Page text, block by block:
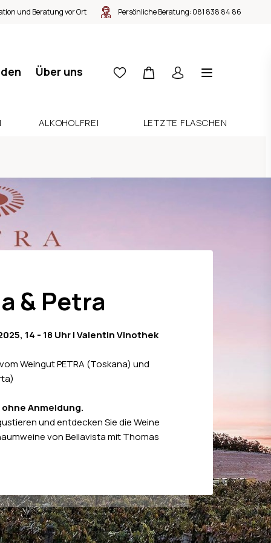
und Beratung vor Ort Persönliche Beratung: 081 838 84 86
Über uns
ALKOHOLFREI LETZTE FLASCHEN
& Petra
14 - 18 Uhr | Valentin Vinothek
Weingut PETRA (Toskana) und
Anmeldung.
und entdecken Sie die Weine
von Bellavista mit Thomas